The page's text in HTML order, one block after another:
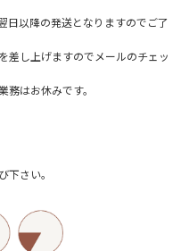
日以降の発送となりますのでご了
差し上げますのでメールのチェッ
はお休みです。
さい。